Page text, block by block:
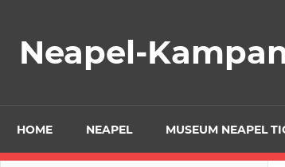
springen
Neapel-
HOME NEAPEL MUSEUM NEAPEL